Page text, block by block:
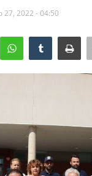
27, 2022 - 04:50